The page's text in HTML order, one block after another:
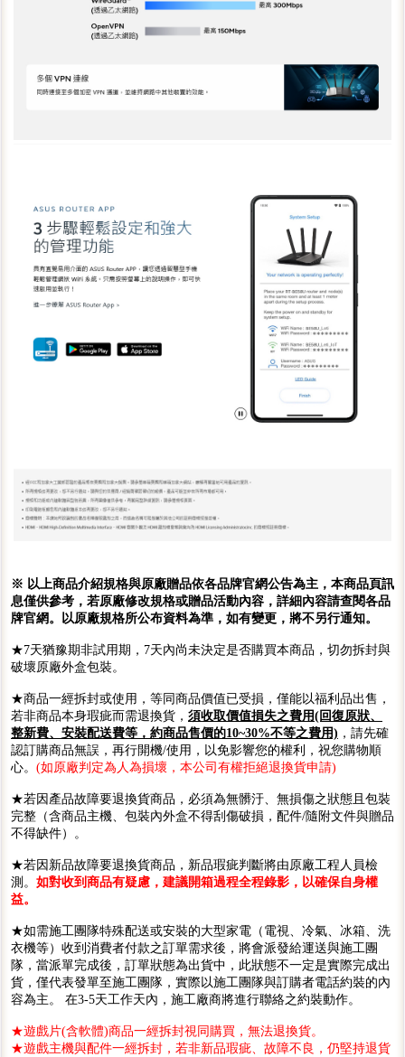
※ 以上商品介紹規格與原廠贈品依各品牌官網公告為主，本商品頁訊
息僅供參考，若原廠修改規格或贈品活動內容，詳細內容請查閱各品
牌官網。以原廠規格所公布資料為準，如有變更，將不另行通知。
★7天猶豫期非試用期，7天內尚未決定是否購買本商品，切勿拆封與
破壞原廠外盒包裝。
★商品一經拆封或使用，等同商品價值已受損，僅能以福利品出售，
若非商品本身瑕疵而需退換貨， 須收取價值損失之費用(回復原狀、
整新費、安裝配送費等，約商品售價的10~30%不等之費用) ，請先確
認訂購商品無誤，再行開機/使用，以免影響您的權利，祝您購物順
心。 (如原廠判定為人為損壞，本公司有權拒絕退換貨申請)
★若因產品故障要退換貨商品，必須為無髒汙、無損傷之狀態且包裝
完整（含商品主機、包裝內外盒不得刮傷破損，配件/隨附文件與贈品
不得缺件）。
★若因新品故障要退換貨商品，新品瑕疵判斷將由原廠工程人員檢
測。 如對收到商品有疑慮，建議開箱過程全程錄影，以確保自身權
益。
★如需施工團隊特殊配送或安裝的大型家電（電視、冷氣、冰箱、洗
衣機等）收到消費者付款之訂單需求後，將會派發給運送與施工團
隊，當派單完成後，訂單狀態為出貨中，此狀態不一定是實際完成出
貨，僅代表發單至施工團隊，實際以施工團隊與訂購者電話約裝的內
容為主。 在3-5天工作天內，施工廠商將進行聯絡之約裝動作。
★遊戲片(含軟體)商品一經拆封視同購買，無法退換貨。
★遊戲主機與配件一經拆封，若非新品瑕疵、故障不良，仍堅持退貨